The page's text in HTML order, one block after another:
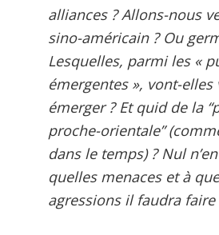
alliances ? Allons-nous
sino-américain ? Ou
Lesquelles, parmi les «
émergentes », vont-
émerger ? Et quid de la
proche-orientale”
dans le temps) ? Nul
quelles menaces et à
agressions il faudra